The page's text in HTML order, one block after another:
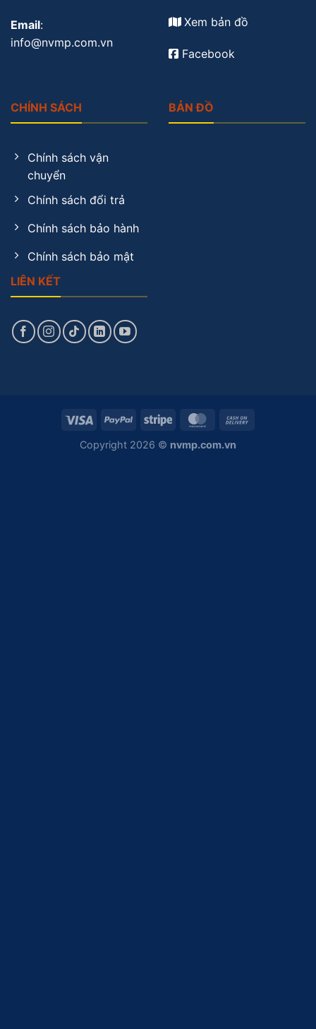
Email:
info@nvmp.com.vn
Xem bản đồ
Facebook
CHÍNH SÁCH
Chính sách vận
chuyển
Chính sách đổi trả
Chính sách bảo hành
Chính sách bảo mật
LIÊN KẾT
BẢN ĐỒ
Copyright 2026 © nvmp.com.vn